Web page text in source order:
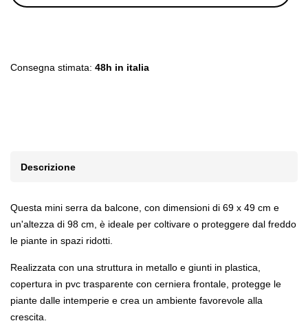
Consegna stimata: 48h in italia
Descrizione
Questa mini serra da balcone, con dimensioni di 69 x 49 cm e
un'altezza di 98 cm, è ideale per coltivare o proteggere dal freddo
le piante in spazi ridotti.
Realizzata con una struttura in metallo e giunti in plastica,
copertura in pvc trasparente con cerniera frontale, protegge le
piante dalle intemperie e crea un ambiente favorevole alla
crescita.